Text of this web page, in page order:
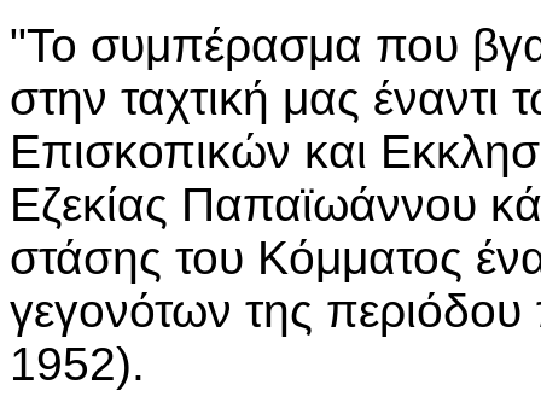
"Το συμπέρασμα που
στην ταχτική μας έναντι
Επισκοπικών και
Εζεκίας Παπαϊωάννου
στάσης του Κόμματος
γεγονότων της
1952).